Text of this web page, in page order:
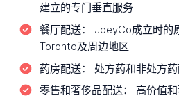
建立的专门垂直服务
餐厅配送：
JoeyCo成立时的
Toronto及周边地区
药房配送：
处方药和非处方
零售和奢侈品配送：
高价值